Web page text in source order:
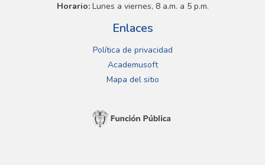
Horario:Lunes a viernes, 8 a.m. a 5 p.m.
Enlaces
Política de privacidad
Academusoft
Mapa del sitio